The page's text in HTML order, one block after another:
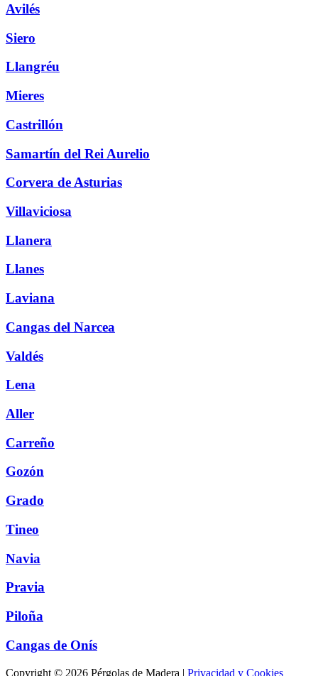
Avilés
Siero
Llangréu
Mieres
Castrillón
Samartín del Rei Aurelio
Corvera de Asturias
Villaviciosa
Llanera
Llanes
Laviana
Cangas del Narcea
Valdés
Lena
Aller
Carreño
Gozón
Grado
Tineo
Navia
Pravia
Piloña
Cangas de Onís
Copyright © 2026 Pérgolas de Madera | Privacidad y Cookies